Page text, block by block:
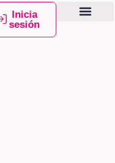
Inicia
sesión